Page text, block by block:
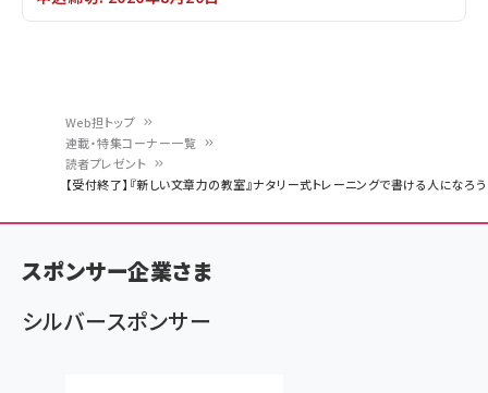
く
ず
Web担トップ
連載・特集コーナー一覧
読者プレゼント
【受付終了】『新しい文章力の教室』ナタリー式トレーニングで書ける人になろう
スポンサー企業さま
シルバースポンサー